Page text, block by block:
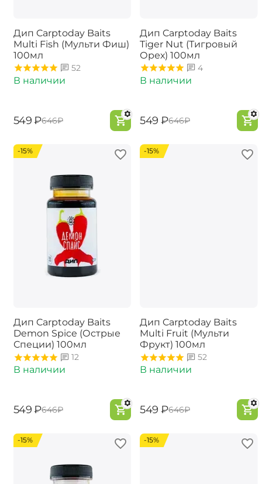
Дип Carptoday Baits
Multi Fish (Мульти Фиш)
100мл
52
В наличии
‍549‍ ₽‍646‍₽
Дип Carptoday Baits
Tiger Nut (Тигровый
Орех) 100мл
4
В наличии
‍549‍ ₽‍646‍₽
-15%
Дип Carptoday Baits
Demon Spice (Острые
Специи) 100мл
12
В наличии
‍549‍ ₽‍646‍₽
-15%
Дип Carptoday Baits
Multi Fruit (Мульти
Фрукт) 100мл
52
В наличии
‍549‍ ₽‍646‍₽
-15% -15%